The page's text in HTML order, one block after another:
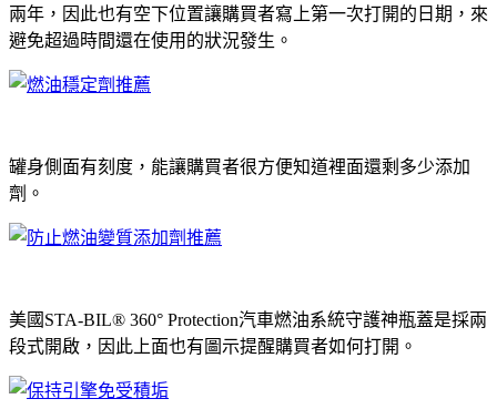
兩年，因此也有空下位置讓購買者寫上第一次打開的日期，來
避免超過時間還在使用的狀況發生。
罐身側面有刻度，能讓購買者很方便知道裡面還剩多少添加
劑。
美國STA-BIL® 360° Protection汽車燃油系統守護神瓶蓋是採兩
段式開啟，因此上面也有圖示提醒購買者如何打開。